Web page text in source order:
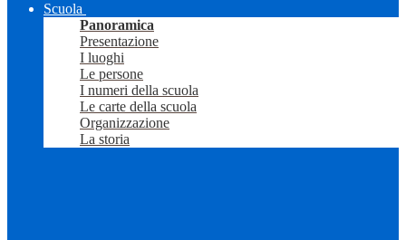
Scuola
Panoramica
Presentazione
I luoghi
Le persone
I numeri della scuola
Le carte della scuola
Organizzazione
La storia